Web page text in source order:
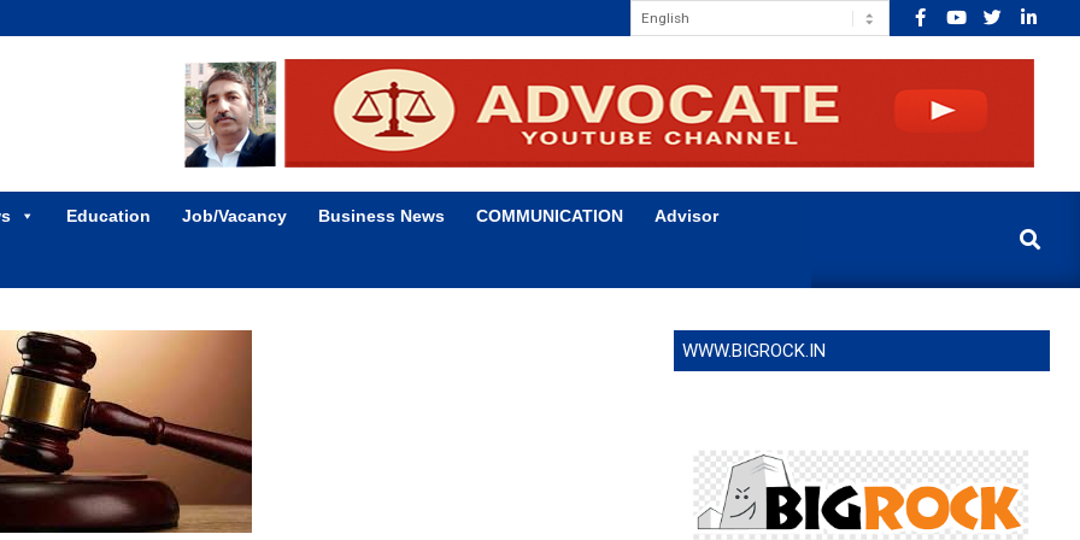
Education Job/Vacancy Business News COMMUNICATION Advisor
Search
WWW.BIGROCK.IN